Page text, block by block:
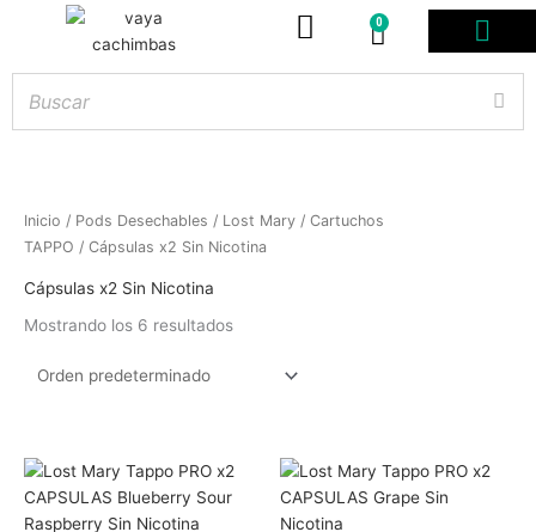
0
Carrito
Inicio / Pods Desechables / Lost Mary / Cartuchos
TAPPO / Cápsulas x2 Sin Nicotina
Cápsulas x2 Sin Nicotina
Mostrando los 6 resultados